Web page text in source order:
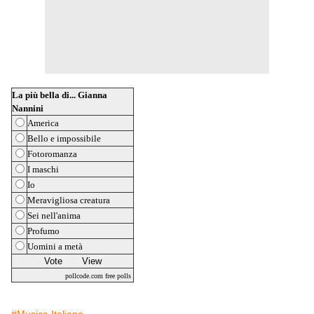
La più bella di... Gianna
Nannini
America
Bello e impossibile
Fotoromanza
I maschi
Io
Meravigliosa creatura
Sei nell'anima
Profumo
Uomini a metà
pollcode.com free polls